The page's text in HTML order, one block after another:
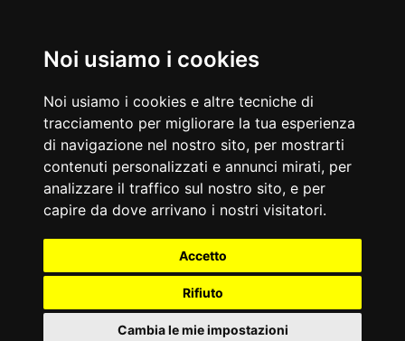
Noi usiamo i cookies
Noi usiamo i cookies e altre tecniche di
tracciamento per migliorare la tua esperienza
di navigazione nel nostro sito, per mostrarti
contenuti personalizzati e annunci mirati, per
analizzare il traffico sul nostro sito, e per
capire da dove arrivano i nostri visitatori.
Accetto
Rifiuto
Cambia le mie impostazioni